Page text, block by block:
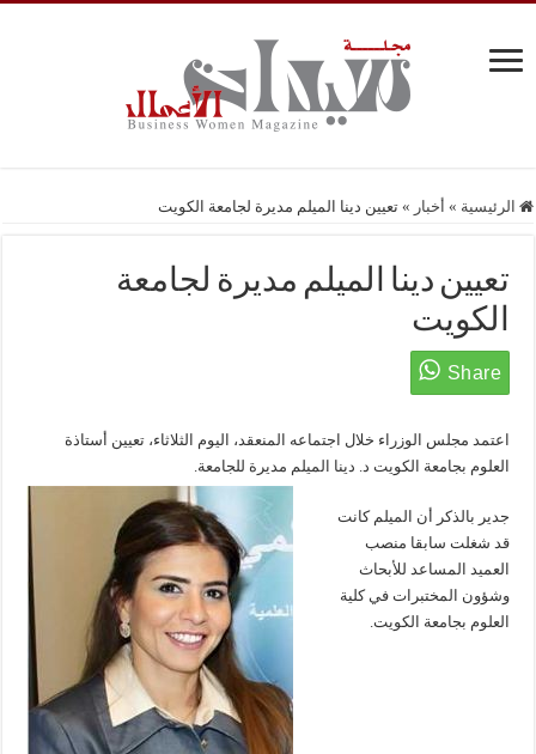
الرئيسية » أخبار » تعيين دينا الميلم مديرة لجامعة الكويت
تعيين دينا الميلم مديرة لجامعة
الكويت
اعتمد مجلس الوزراء خلال اجتماعه المنعقد، اليوم الثلاثاء، تعيين أستاذة
العلوم بجامعة الكويت د. دينا الميلم مديرة للجامعة.
جدير بالذكر أن الميلم كانت
قد شغلت سابقا منصب
العميد المساعد للأبحاث
وشؤون المختبرات في كلية
العلوم بجامعة الكويت.